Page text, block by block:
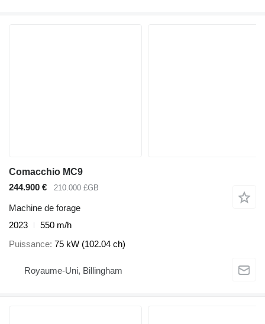
Comacchio MC9
244.900 €
210.000 £GB
Machine de forage
2023
550 m/h
Puissance 75 kW (102.04 ch)
Royaume-Uni, Billingham